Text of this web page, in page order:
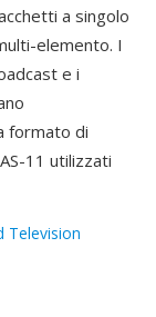
a singolo
elemento. I
e i
formato di
11 utilizzati
Television